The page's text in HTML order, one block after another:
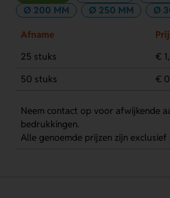
Ø 200 MM
Ø 250 MM Ø
Afname
25 stuks
€
50 stuks
€
Neem contact op voor afwijkende
bedrukkingen.
Alle genoemde prijzen zijn exclusief